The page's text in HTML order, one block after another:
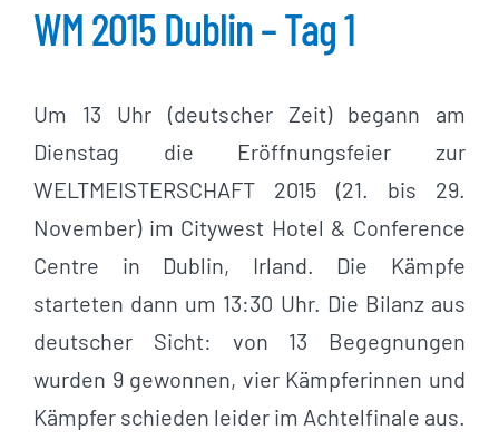
WM 2015 Dublin – Tag 1
Um 13 Uhr (deutscher Zeit) begann am
Dienstag die Eröffnungsfeier zur
WELTMEISTERSCHAFT 2015 (21. bis 29.
November) im Citywest Hotel & Conference
Centre in Dublin, Irland. Die Kämpfe
starteten dann um 13:30 Uhr. Die Bilanz aus
deutscher Sicht: von 13 Begegnungen
wurden 9 gewonnen, vier Kämpferinnen und
Kämpfer schieden leider im Achtelfinale aus.